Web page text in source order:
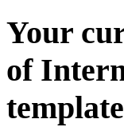
Your
of